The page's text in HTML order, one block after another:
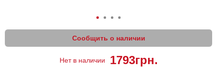
Сообщить о наличии
Нет в наличии 1793грн.